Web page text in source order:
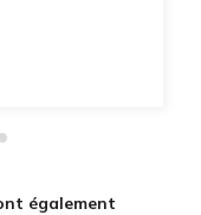
également